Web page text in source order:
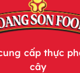
cấp thực
cây